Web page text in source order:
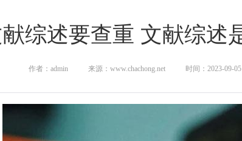
综述要查重 文献综述
作者：admin 来源：www.chachong.net 时间：2023-09-